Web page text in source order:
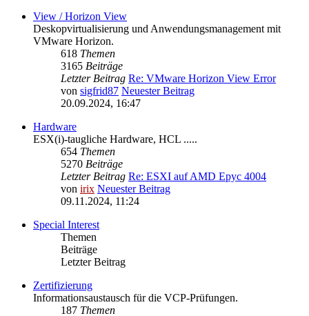
View / Horizon View
Deskopvirtualisierung und Anwendungsmanagement mit
VMware Horizon.
618 Themen
3165 Beiträge
Letzter Beitrag Re: VMware Horizon View Error
von sigfrid87 Neuester Beitrag
20.09.2024, 16:47
Hardware
ESX(i)-taugliche Hardware, HCL .....
654 Themen
5270 Beiträge
Letzter Beitrag Re: ESXI auf AMD Epyc 4004
von irix Neuester Beitrag
09.11.2024, 11:24
Special Interest
Themen
Beiträge
Letzter Beitrag
Zertifizierung
Informationsaustausch für die VCP-Prüfungen.
187 Themen